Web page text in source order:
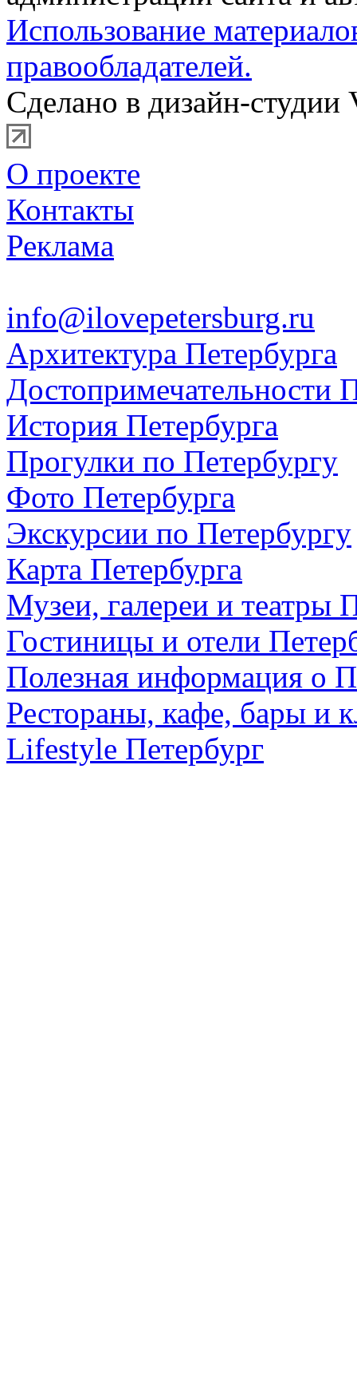
Использование
правообладателей.
Сделано в дизайн-студии
О проекте
Контакты
Реклама
info@ilovepetersburg.ru
Архитектура Петербурга
Достопримечательности
История Петербурга
Прогулки по Петербургу
Фото Петербурга
Экскурсии по Петербургу
Карта Петербурга
Музеи, галереи и театры
Гостиницы и отели
Полезная информация о
Рестораны, кафе, бары и
Lifestyle Петербург